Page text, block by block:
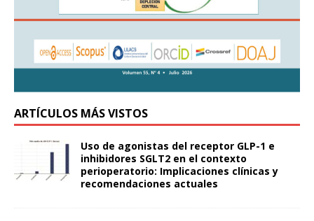
ARTÍCULOS MÁS VISTOS
Uso de agonistas del receptor GLP-1 e
inhibidores SGLT2 en el contexto
perioperatorio: Implicaciones clínicas y
recomendaciones actuales